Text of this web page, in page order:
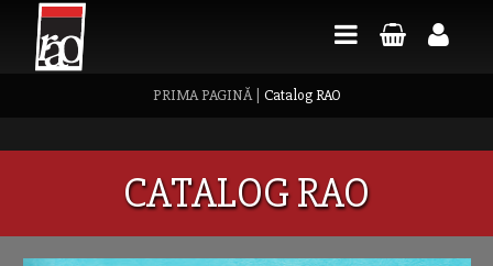
PRIMA PAGINĂ| Catalog RAO
CATALOG RAO